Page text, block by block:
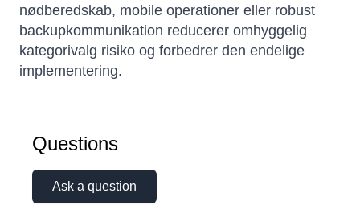
nødberedskab, mobile operationer eller robust
backupkommunikation reducerer omhyggelig
kategorivalg risiko og forbedrer den endelige
implementering.
Questions
Ask a question